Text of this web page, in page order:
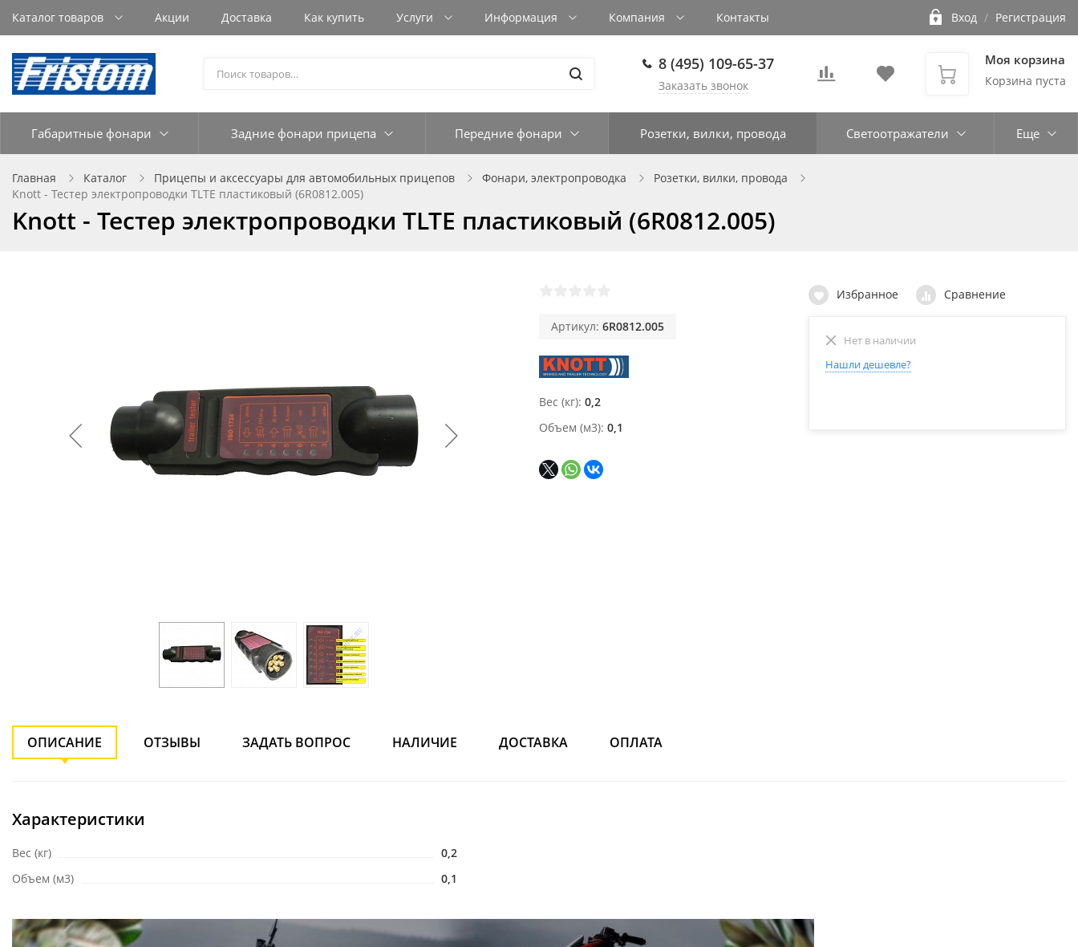
Каталог товаров Акции Доставка Как купить Услуги Информация Компания Контакты Вход / Регистрация
8 (495) 109-65-37
Заказать звонок
Моя корзина
Корзина пуста
Габаритные фонари Задние фонари прицепа Передние фонари Розетки, вилки, провода Светоотражатели Еще
Главная Каталог Прицепы и аксессуары для автомобильных прицепов Фонари, электропроводка
Розетки, вилки, провода
Knott - Тестер электропроводки TLTE пластиковый (6R0812.005)
Knott - Тестер электропроводки TLTE пластиковый (6R0812.005)
Артикул: 6R0812.005
Вес (кг) 0,2
Объем (м3) 0,1
Избранное Сравнение
Нет в наличии
Нашли дешевле?
ОПИСАНИЕ ОТЗЫВЫ ЗАДАТЬ ВОПРОС НАЛИЧИЕ ДОСТАВКА ОПЛАТА
Характеристики
Вес (кг)
0,2
Объем (м3)
0,1